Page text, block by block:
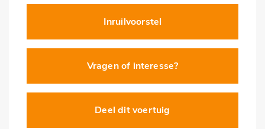
Inruilvoorstel
Vragen of interesse?
Deel dit voertuig